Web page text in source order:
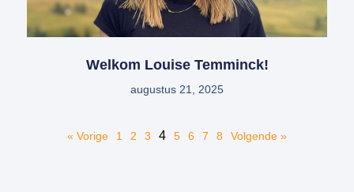
Welkom Louise Temminck!
augustus 21, 2025
« Vorige 1 2 3 4 5 6 7 8 Volgende »